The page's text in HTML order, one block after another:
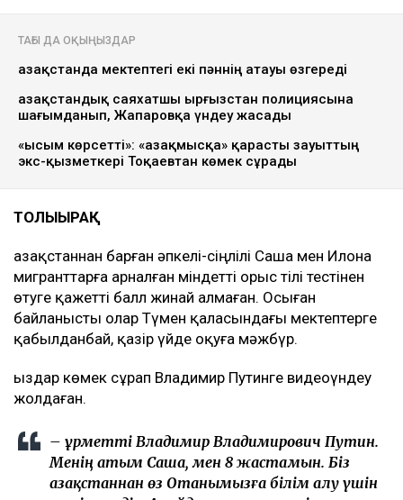
ТАҒЫ ДА ОҚЫҢЫЗДАР
Қазақстанда мектептегі екі пәннің атауы өзгереді
Қазақстандық саяхатшы Қырғызстан полициясына
шағымданып, Жапаровқа үндеу жасады
«Қысым көрсетті»: «Қазақмысқа» қарасты зауыттың
экс-қызметкері Тоқаевтан көмек сұрады
ТОЛЫҒЫРАҚ
Қазақстаннан барған әпкелі-сіңлілі Саша мен Илона
мигранттарға арналған міндетті орыс тілі тестінен
өтуге қажетті балл жинай алмаған. Осыған
байланысты олар Түмен қаласындағы мектептерге
қабылданбай, қазір үйде оқуға мәжбүр.
Қыздар көмек сұрап Владимир Путинге видеоүндеу
жолдаған.
– Құрметті Владимир Владимирович Путин.
Менің атым Саша, мен 8 жастамын. Біз
Қазақстаннан өз Отанымызға білім алу үшін